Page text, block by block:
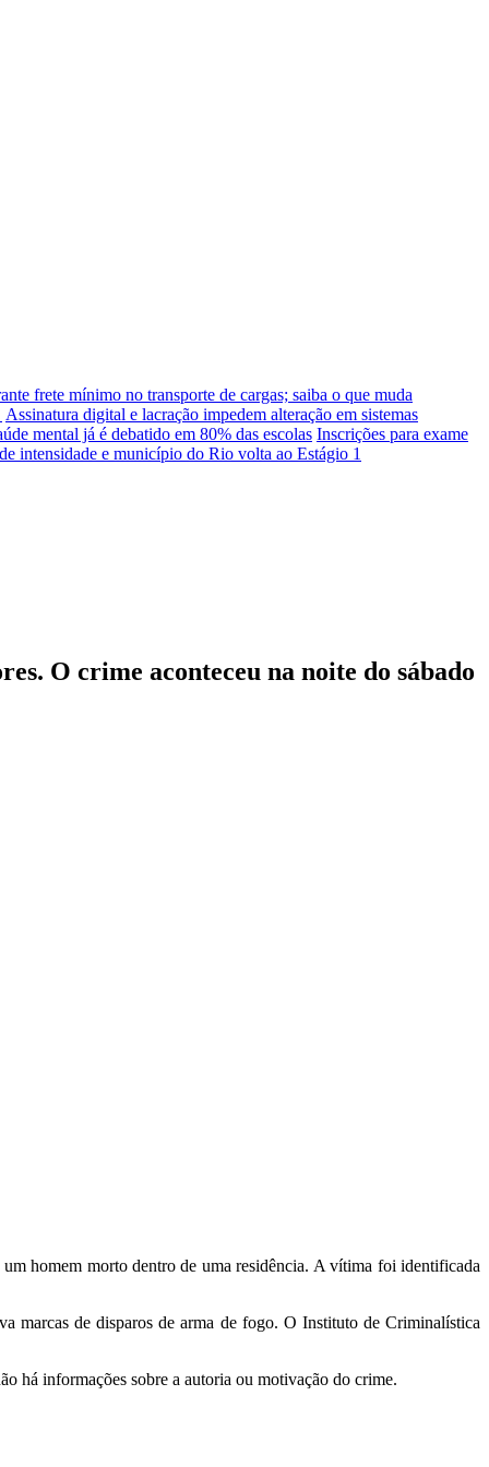
frete mínimo no transporte de cargas; saiba o que muda
Assinatura digital e lacração impedem alteração em sistemas
mental já é debatido em 80% das escolas Inscrições para exame
intensidade e município do Rio volta ao Estágio 1
O crime aconteceu na noite do sábado
homem morto dentro de uma residência. A vítima foi identificada
marcas de disparos de arma de fogo. O Instituto de Criminalística
há informações sobre a autoria ou motivação do crime.